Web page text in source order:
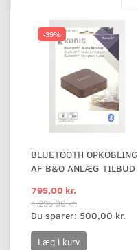
-39%
BLUETOOTH OPKOBLING
AF B&O ANLÆG TILBUD
795,00 kr.
1.295,00 kr.
Du sparer: 500,00 kr.
Læg i kurv